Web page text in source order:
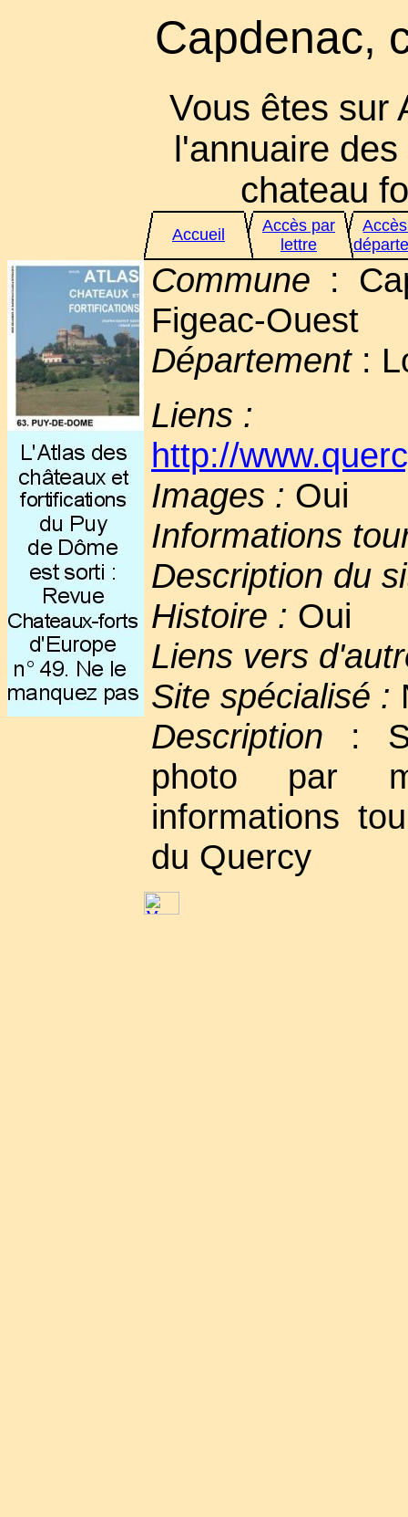
Capdenac,
Vous êtes sur
l'annuaire
chateau
Accueil
Accès par
lettre
Commune :
Figeac-Ouest
Département:
Liens :
http://
Images : Oui
Informations
Description du
Histoire : Oui
Liens vers
Site spécialisé :
Description :
photo par
informations
du Quercy